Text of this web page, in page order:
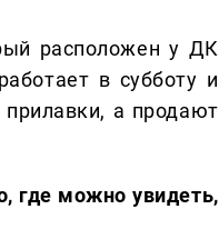
расположен у ДК
в субботу и
а продают
где можно увидеть,